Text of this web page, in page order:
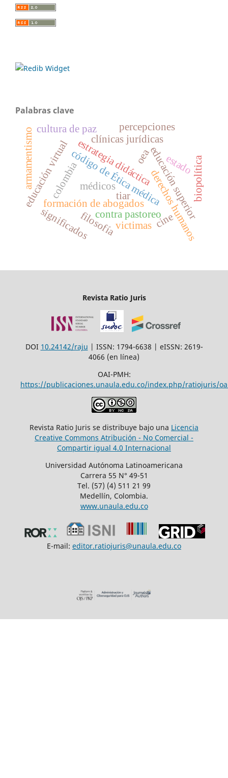
Palabras clave
derechos humanos
médicos
código de Ética médica
colombia educación superior
formación de abogados
educación virtualestrategia didáctica
clínicas jurídicas
armamentismo
tiar
oea
contra pastoreo
estadobiopolítica
filosofía
cultura de paz
victimas
percepciones
significados cine
Revista Ratio Juris
DOI 10.24142/raju | ISSN: 1794-6638 | eISSN: 2619-
4066 (en línea)
OAI-PMH:
https://publicaciones.unaula.edu.co/index.php/ratiojuris/
Revista Ratio Juris se distribuye bajo una Licencia
Creative Commons Atribución - No Comercial -
Compartir igual 4.0 Internacional
Universidad Autónoma Latinoamericana
Carrera 55 N° 49-51
Tel. (57) (4) 511 21 99
Medellín, Colombia.
www.unaula.edu.co
E-mail: editor.ratiojuris@unaula.edu.co